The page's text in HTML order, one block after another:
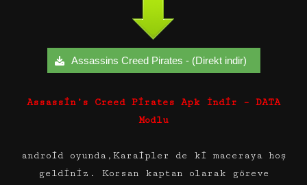
Assassins Creed Pirates - (Direkt indir)
Assassin’s Creed Pirates Apk İndir – DATA
Modlu
android oyunda,Karaipler de ki maceraya hoş
geldiniz. Korsan kaptan olarak göreve